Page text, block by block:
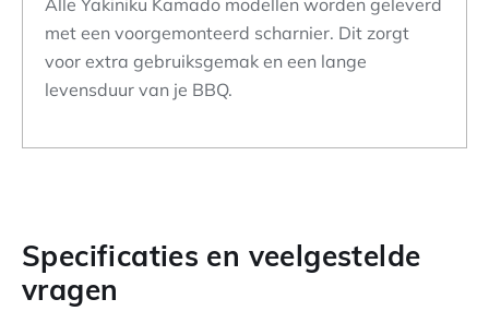
met een voorgemonteerd scharnier. Dit zorgt
voor extra gebruiksgemak en een lange
levensduur van je BBQ.
Specificaties en veelgestelde
vragen